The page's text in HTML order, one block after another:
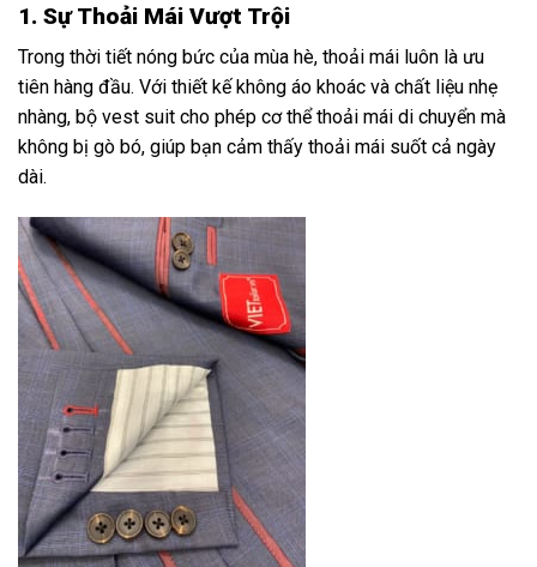
1. Sự Thoải Mái Vượt Trội
Trong thời tiết nóng bức của mùa hè, thoải mái luôn là ưu
tiên hàng đầu. Với thiết kế không áo khoác và chất liệu nhẹ
nhàng, bộ vest suit cho phép cơ thể thoải mái di chuyển mà
không bị gò bó, giúp bạn cảm thấy thoải mái suốt cả ngày
dài.